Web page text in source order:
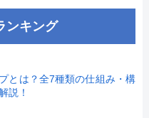
ンキング
とは？全7種類の仕組み・構
説！